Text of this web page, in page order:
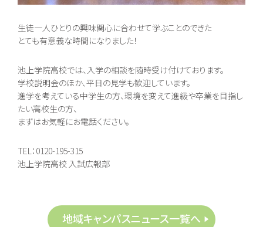
生徒一人ひとりの興味関心に合わせて学ぶことのできた
とても有意義な時間になりました！
池上学院高校では、入学の相談を随時受け付けております。
学校説明会のほか、平日の見学も歓迎しています。
進学を考えている中学生の方、環境を変えて進級や卒業を目指し
たい高校生の方、
まずはお気軽にお電話ください。
TEL：0120-195-315
池上学院高校 入試広報部
地域キャンパスニュース一覧へ